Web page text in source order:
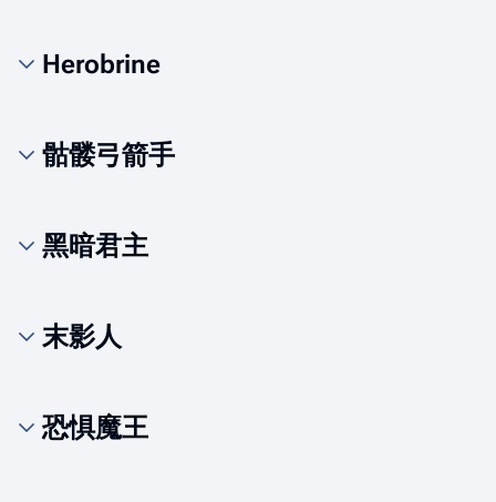
Herobrine
骷髅弓箭手
黑暗君主
末影人
恐惧魔王